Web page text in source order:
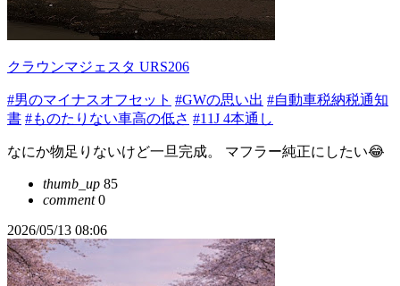
クラウンマジェスタ URS206
#男のマイナスオフセット #GWの思い出 #自動車税納税通知
書 #ものたりない車高の低さ #11J 4本通し
なにか物足りないけど一旦完成。 マフラー純正にしたい😂
thumb_up 85
comment0
2026/05/13 08:06